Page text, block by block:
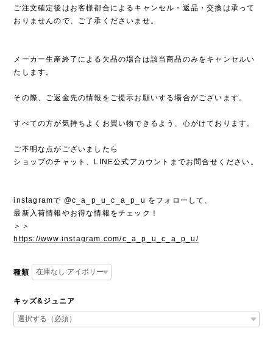
ご注文確定後はお客様都合によるキャンセル・返品・交換は承って
おりませんので、ご了承くださいませ。
メーカー生産終了による欠品の場合は該当商品のみをキャンセルい
たします。
その際、ご返金先の情報をご提示お願いする場合がございます。
すべての方が気持ちよくお買い物できるよう、心がけております。
ご不明な点がございましたら
ショップのチャット、LINE公式アカウントまでお問合せください。
instagramで @c_a_p_u_c_a_p_u をフォローして、
最新入荷情報やお得な情報をチェック！
＞＞
https://www.instagram.com/c_a_p_u_c_a_p_u/
種類
キッズ&ジュニア